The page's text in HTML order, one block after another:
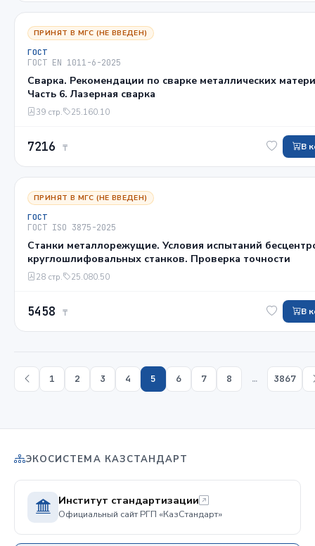
ПРИНЯТ В МГС (НЕ ВВЕДЕН)
ГОСТ
ГОСТ EN 1011-6-2025
Сварка. Рекомендации по сварке металлических
Часть 6. Лазерная сварка
39 стр. 25.160.10
7216 ₸ В
ПРИНЯТ В МГС (НЕ ВВЕДЕН)
ГОСТ
ГОСТ ISO 3875-2025
Станки металлорежущие. Условия испытаний
круглошлифовальных станков. Проверка точности
28 стр. 25.080.50
5458 ₸ В
1 2 3 4 5 6 7 8 … 3867
ЭКОСИСТЕМА КАЗСТАНДАРТ
Институт стандартизации
Официальный сайт РГП «КазСтандарт»